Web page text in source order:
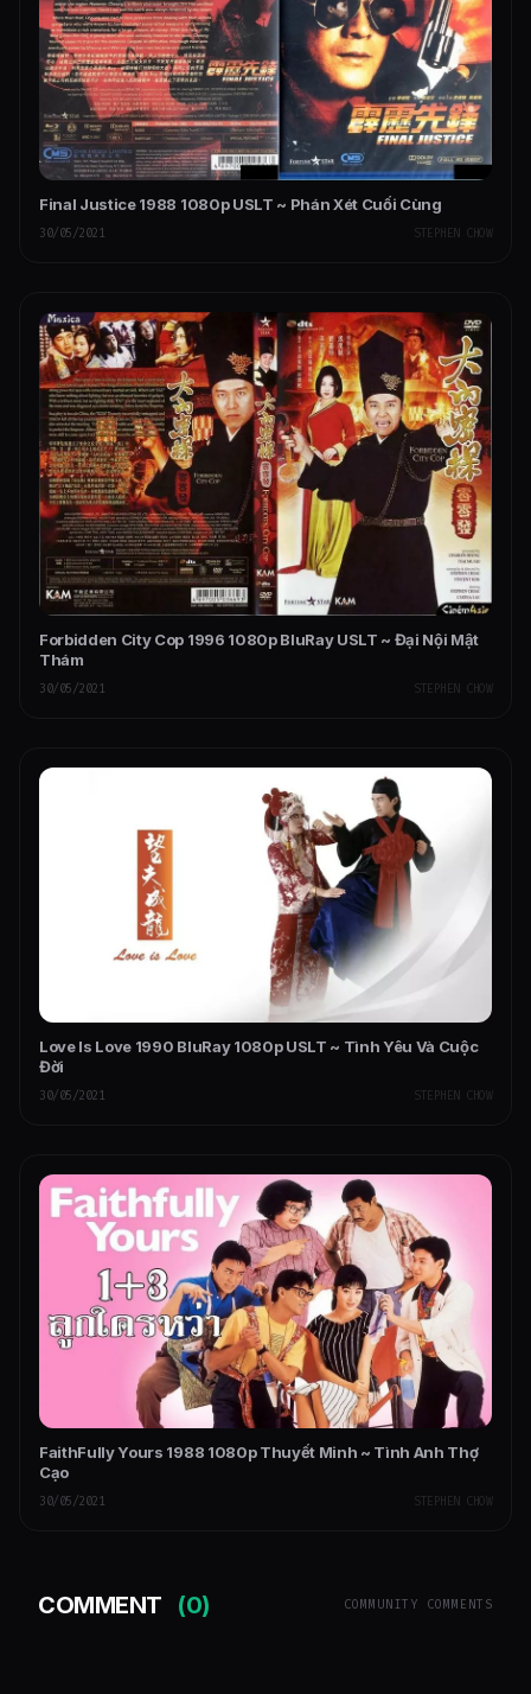
Final Justice 1988 1080p USLT ~ Phán Xét Cuối Cùng
30/05/2021 STEPHEN CHOW
Forbidden City Cop 1996 1080p BluRay USLT ~ Đại Nội Mật
Thám
30/05/2021 STEPHEN CHOW
Love Is Love 1990 BluRay 1080p USLT ~ Tình Yêu Và Cuộc
Đời
30/05/2021 STEPHEN CHOW
FaithFully Yours 1988 1080p Thuyết Minh ~ Tình Anh Thợ
Cạo
30/05/2021 STEPHEN CHOW
COMMENT (0) COMMUNITY COMMENTS